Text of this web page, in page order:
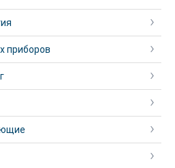
приборов